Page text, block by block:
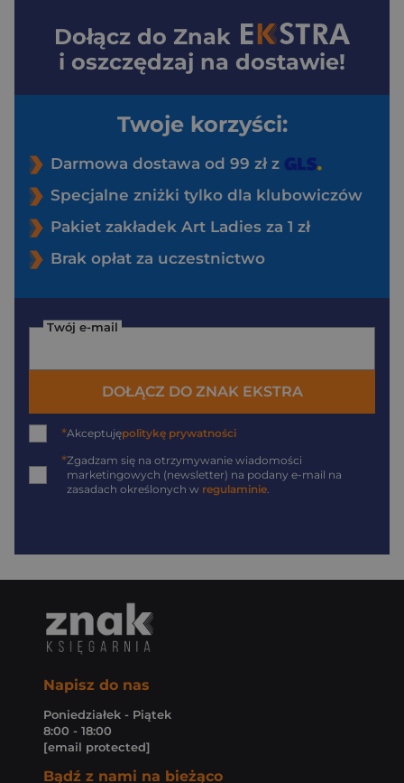
Dołącz do Znak
i oszczędzaj na dostawie!
Twoje korzyści:
Darmowa dostawa od 99 zł z
Specjalne zniżki tylko dla klubowiczów
Pakiet zakładek Art Ladies za 1 zł
Brak opłat za uczestnictwo
Twój e-mail
DOŁĄCZ DO ZNAK EKSTRA
*Akceptujępolitykę prywatności
*Zgadzam się na otrzymywanie wiadomości
marketingowych (newsletter) na podany e-mail na
zasadach określonych w regulaminie
Napisz do nas
Poniedziałek - Piątek
8:00 - 18:00
[email protected]
Bądź z nami na bieżąco